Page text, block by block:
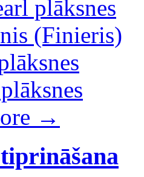
plāksnes
(Finieris)
→